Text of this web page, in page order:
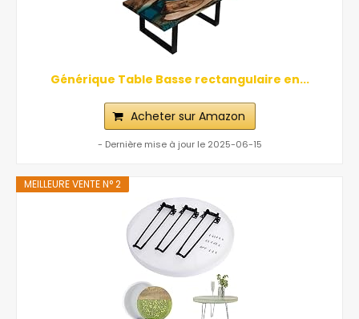
Générique Table Basse rectangulaire en...
Acheter sur Amazon
- Dernière mise à jour le 2025-06-15
MEILLEURE VENTE N° 2